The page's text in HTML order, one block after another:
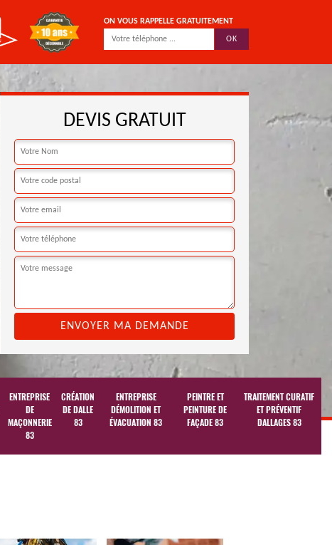
ON VOUS RAPPELLE GRATUITEMENT
DEVIS GRATUIT
ENTREPRISE
DE
MAÇONNERIE
83
CRÉATION
DE DALLE
83
ENTREPRISE
DÉMOLITION ET
ÉVACUATION 83
PEINTRE ET
PEINTURE DE
FAÇADE 83
TRAITEMENT CURATIF
ET PRÉVENTIF
DALLAGES 83